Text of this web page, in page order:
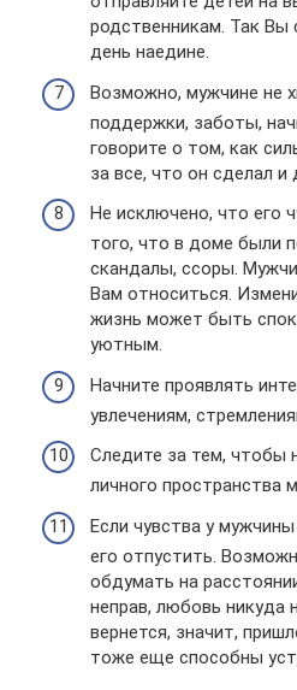
родственникам. Так
день наедине.
Возможно, мужчине не
поддержки, заботы,
говорите о том, как
за все, что он сделал и
Не исключено, что его
того, что в доме были
скандалы, ссоры.
Вам относиться.
жизнь может быть
уютным.
Начните проявлять
увлечениям,
Следите за тем, чтобы
личного пространства
Если чувства у
его отпустить.
обдумать на
неправ, любовь никуда
вернется, значит,
тоже еще способны